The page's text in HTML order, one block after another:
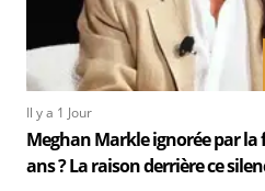
Il y a 1 Jour
Meghan Markle ignorée par la
ans ? La raison derrière ce